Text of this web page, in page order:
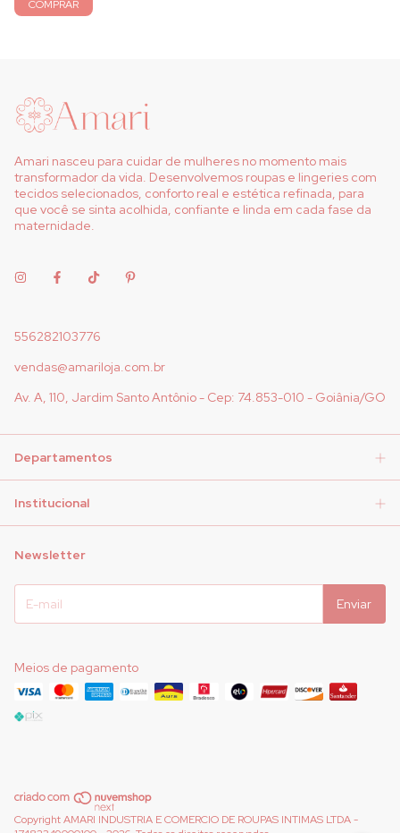
COMPRAR
Amari nasceu para cuidar de mulheres no momento mais
transformador da vida. Desenvolvemos roupas e lingeries com
tecidos selecionados, conforto real e estética refinada, para
que você se sinta acolhida, confiante e linda em cada fase da
maternidade.
556282103776
vendas@amariloja.com.br
Av. A, 110, Jardim Santo Antônio - Cep: 74.853-010 - Goiânia/GO
Departamentos
Institucional
Newsletter
Meios de pagamento
Copyright AMARI INDUSTRIA E COMERCIO DE ROUPAS INTIMAS LTDA -